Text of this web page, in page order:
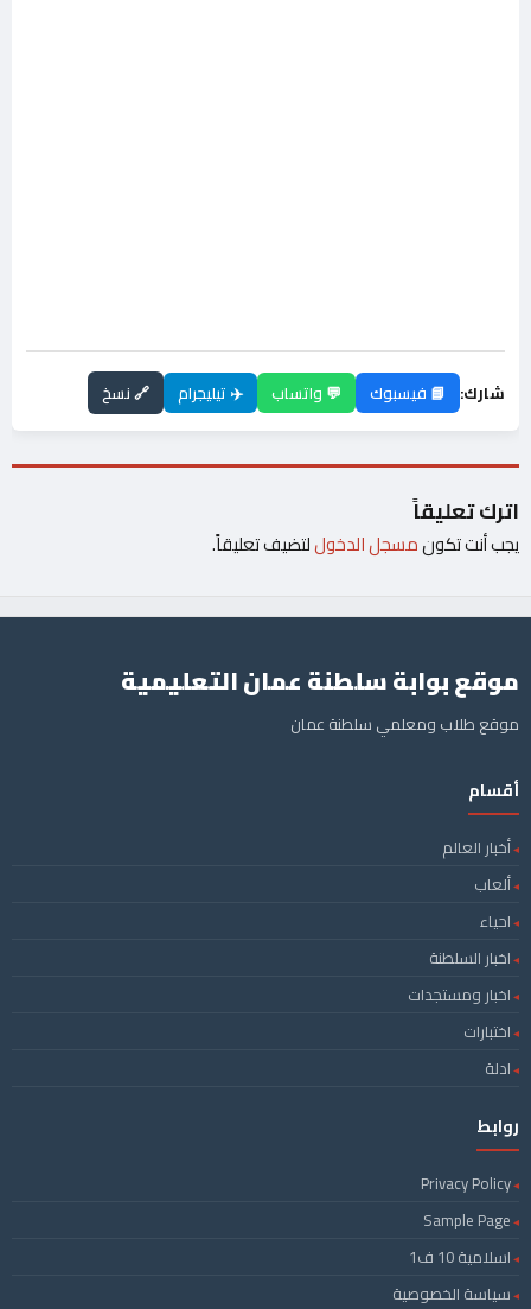
شارك: 📘 فيسبوك 💬 واتساب ✈️ تيليجرام 🔗 نسخ
اترك تعليقاً
يجب أنت تكونمسجل الدخوللتضيف تعليقاً.
موقع بوابة سلطنة عمان التعليمية
موقع طلاب ومعلمي سلطنة عمان
أقسام
أخبار العالم
ألعاب
احياء
اخبار السلطنة
اخبار ومستجدات
اختبارات
ادلة
روابط
Privacy Policy
Sample Page
اسلامية 10 ف1
سياسة الخصوصية